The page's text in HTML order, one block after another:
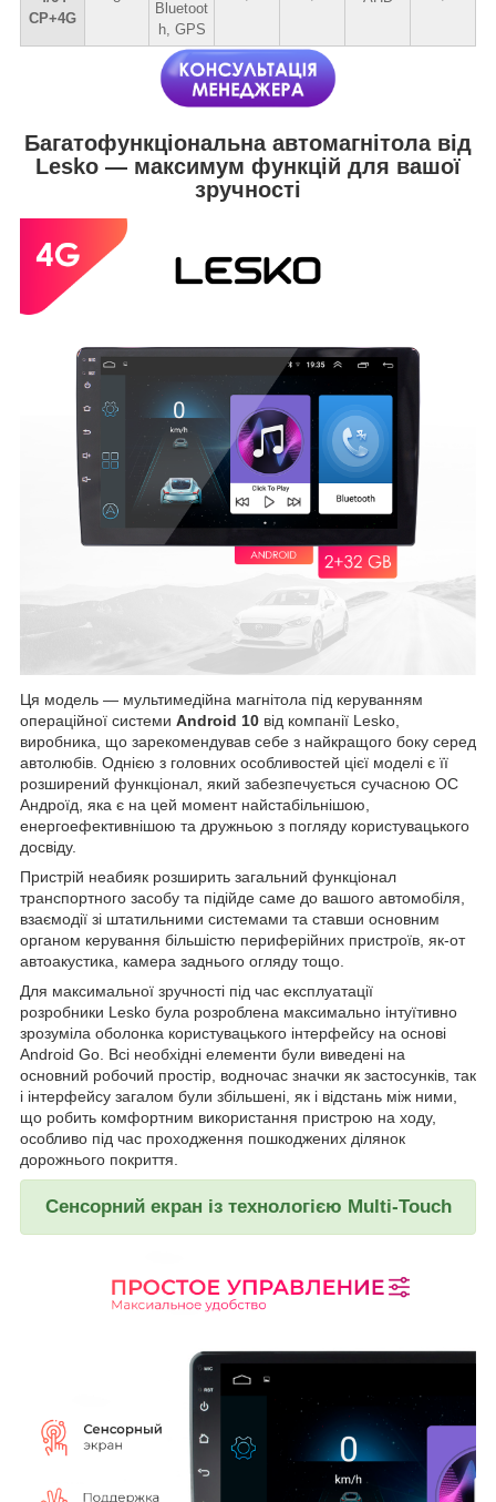
CP+4G
Bluetoot
h, GPS
Багатофункціональна автомагнітола від
Lesko — максимум функцій для вашої
зручності
Ця модель — мультимедійна магнітола під керуванням
операційної системи Android 10 від компанії Lesko,
виробника, що зарекомендував себе з найкращого боку серед
автолюбів. Однією з головних особливостей цієї моделі є її
розширений функціонал, який забезпечується сучасною ОС
Андроїд, яка є на цей момент найстабільнішою,
енергоефективнішою та дружньою з погляду користувацького
досвіду.
Пристрій неабияк розширить загальний функціонал
транспортного засобу та підійде саме до вашого автомобіля,
взаємодії зі штатильними системами та ставши основним
органом керування більшістю периферійних пристроїв, як-от
автоакустика, камера заднього огляду тощо.
Для максимальної зручності під час експлуатації
розробники Lesko була розроблена максимально інтуїтивно
зрозуміла оболонка користувацького інтерфейсу на основі
Android Go. Всі необхідні елементи були виведені на
основний робочий простір, водночас значки як застосунків, так
і інтерфейсу загалом були збільшені, як і відстань між ними,
що робить комфортним використання пристрою на ходу,
особливо під час проходження пошкоджених ділянок
дорожнього покриття.
Сенсорний екран із технологією Multi-Touch